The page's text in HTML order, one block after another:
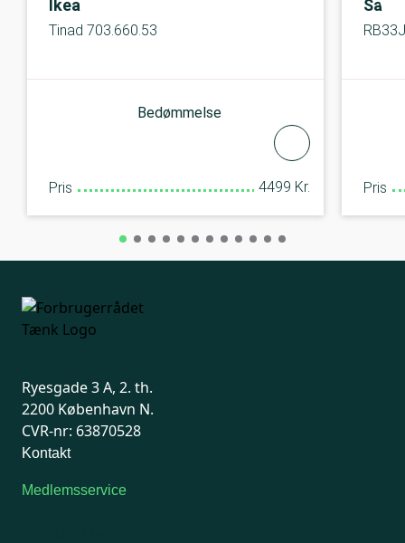
Ikea
Tinad 703.660.53
Bedømmelse
Pris 4499 Kr. Pris
Ryesgade 3 A, 2. th.
2200 København N.
CVR-nr: 63870528
Kontakt
Medlemsservice